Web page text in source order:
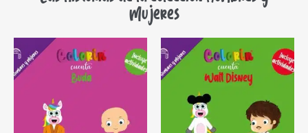
Mujeres